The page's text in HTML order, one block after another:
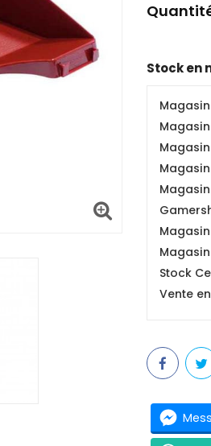
Stock en
Stock
Vente